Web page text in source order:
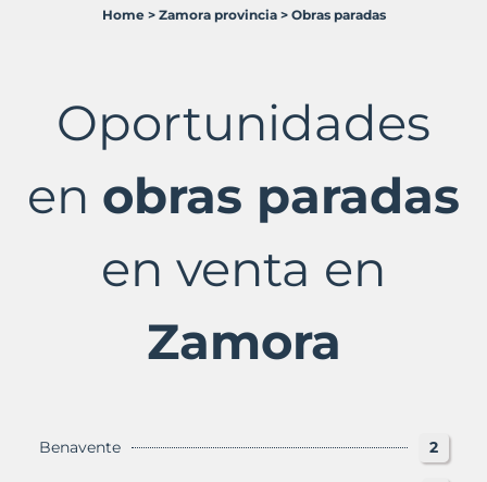
Zamora
Provincia
Murbalands
Home > Zamora provincia > Obras paradas
Oportunidades
en obras paradas
en venta en
Zamora
Benavente 2